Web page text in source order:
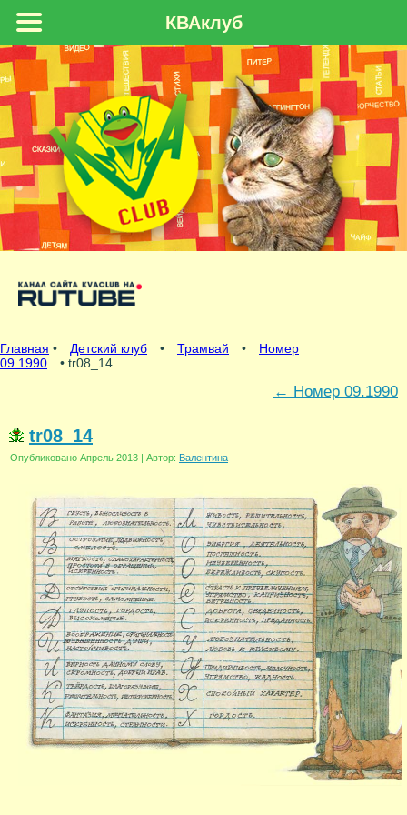
Главная • Детский клуб • Трамвай •
Номер
09.1990
• tr08_14
← Номер 09.1990
tr08_14
Опубликовано Апрель 2013 | Автор: Валентина
КВАклуб